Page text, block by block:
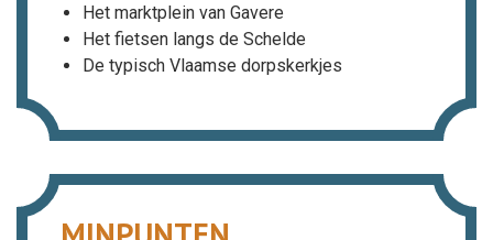
Het marktplein van Gavere
Het fietsen langs de Schelde
De typisch Vlaamse dorpskerkjes